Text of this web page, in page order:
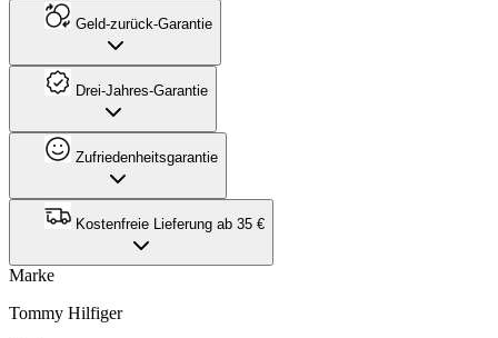
Geld-zurück-Garantie
Drei-Jahres-Garantie
Zufriedenheitsgarantie
Kostenfreie Lieferung ab 35 €
Marke
Tommy Hilfiger